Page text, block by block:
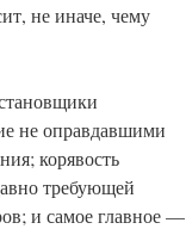
не иначе, чему
не оправдавшими
корявость
требующей
и самое главное —